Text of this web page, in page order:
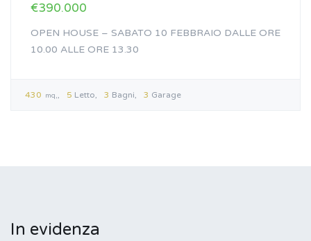
€390.000
OPEN HOUSE – SABATO 10 FEBBRAIO DALLE ORE
10.00 ALLE ORE 13.30
430 mq, 5 Letto 3 Bagni 3 Garage
In evidenza